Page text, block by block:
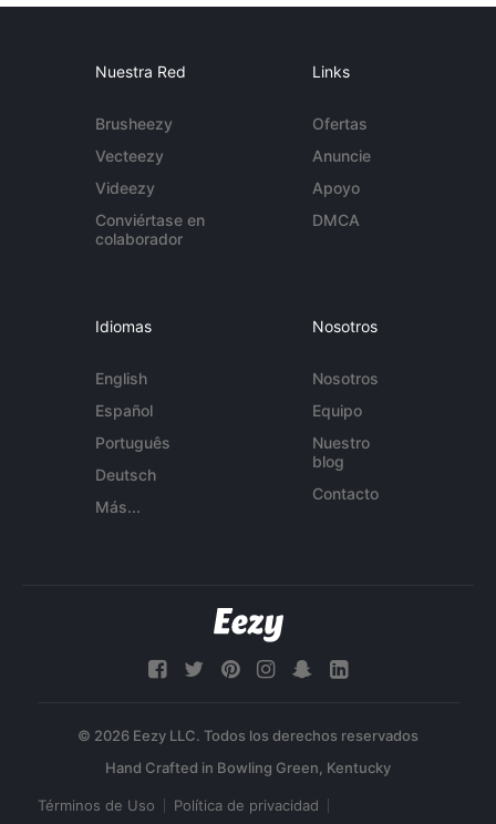
Nuestra Red
Brusheezy
Vecteezy
Videezy
Conviértase en
colaborador
Links
Ofertas
Anuncie
Apoyo
DMCA
Idiomas
English
Español
Português
Deutsch
Más...
Nosotros
Nosotros
Equipo
Nuestro
blog
Contacto
© 2026 Eezy LLC. Todos los derechos reservados
Términos de Uso Política de privacidad